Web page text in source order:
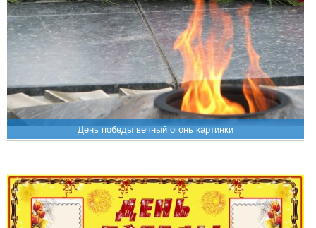
День победы вечный огонь картинки